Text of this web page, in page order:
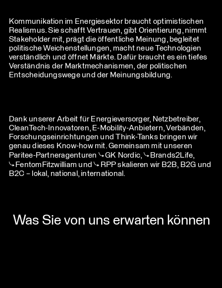
Kommunikation im Energiesektor braucht optimistischen
Realismus. Sie schafft Vertrauen, gibt Orientierung, nimmt
Stakeholder mit, prägt die öffentliche Meinung, begleitet
politische Weichenstellungen, macht neue Technologien
verständlich und öffnet Märkte. Dafür braucht es ein tiefes
Verständnis der Marktmechanismen, der politischen
Entscheidungswege und der Meinungsbildung.
Dank unserer Arbeit für Energieversorger, Netzbetreiber,
CleanTech-Innovatoren, E-Mobility-Anbietern, Verbänden,
Forschungseinrichtungen und Think-Tanks bringen wir
genau dieses Know-how mit. Gemeinsam mit unseren
Paritee-Partneragenturen
GK Nordic, Brands2Life,
FentomFitzwilliam und RPP skalieren wir B2B, B2G und
B2C – lokal, national, international.
Was Sie von uns erwarten können